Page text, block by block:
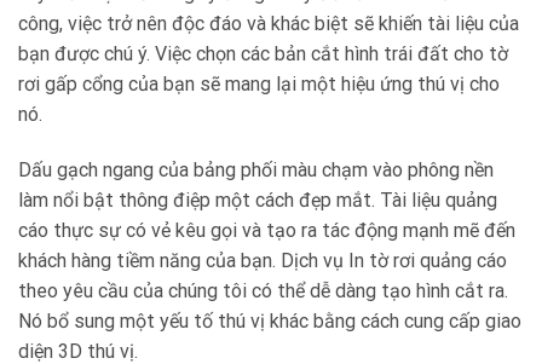
công, việc trở nên độc đáo và khác biệt sẽ khiến tài liệu của
bạn được chú ý. Việc chọn các bản cắt hình trái đất cho tờ
rơi gấp cổng của bạn sẽ mang lại một hiệu ứng thú vị cho
nó.
Dấu gạch ngang của bảng phối màu chạm vào phông nền
làm nổi bật thông điệp một cách đẹp mắt. Tài liệu quảng
cáo thực sự có vẻ kêu gọi và tạo ra tác động mạnh mẽ đến
khách hàng tiềm năng của bạn. Dịch vụ In tờ rơi quảng cáo
theo yêu cầu của chúng tôi có thể dễ dàng tạo hình cắt ra.
Nó bổ sung một yếu tố thú vị khác bằng cách cung cấp giao
diện 3D thú vị.